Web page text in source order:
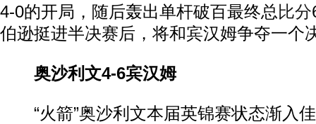
4-0的开局，随后轰出单杆破百最终总 比分
伯逊挺进半决赛后，将和宾汉姆争夺一个
奥沙利文4-6宾汉姆
“火箭”奥沙利文本届英锦赛状态渐入